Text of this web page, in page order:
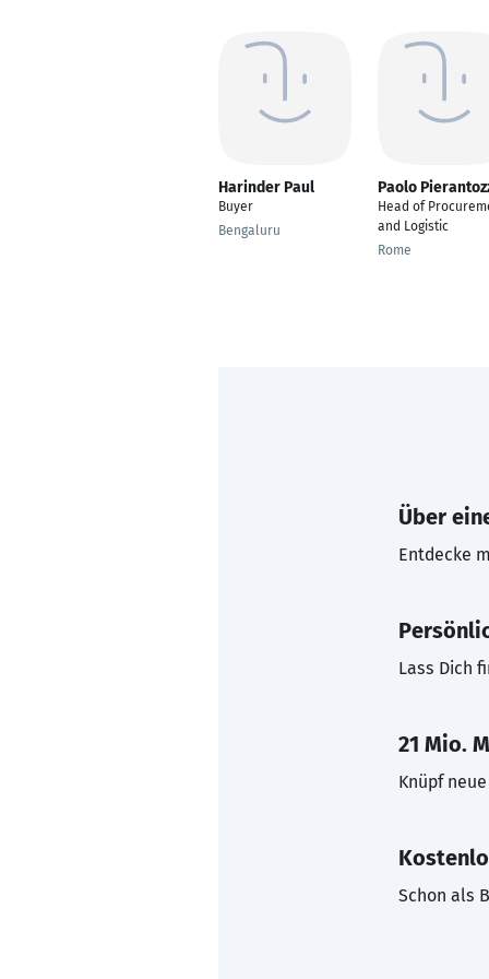
Harinder Paul
Buyer
Bengaluru
Paolo
Head of
and Logistic
Rome
Über
Entdecke
Lass Dich
21 Mio.
Knüpf
Schon als